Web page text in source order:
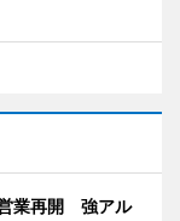
業再開 強アル